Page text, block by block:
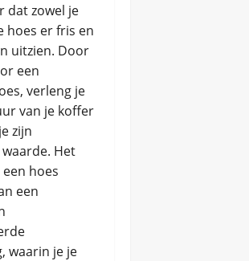
dat zowel je
hoes er fris en
uitzien. Door
een
verleng je
van je koffer
zijn
Het
hoes
een
waarin je je